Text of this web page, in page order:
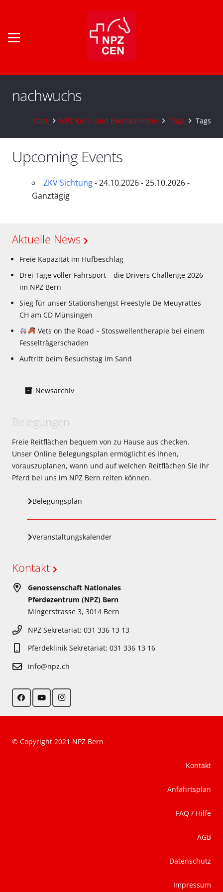
nachwuchs
Start NPZ Kurs- und Eventkalender Tags Tags
Upcoming Events
ZKV Sichtung- 24.10.2026 - 25.10.2026 -
Ganztägig
Aktuelle News
Freie Kapazität im Hufbeschlag
Drei Tage voller Fahrsport – die Drivers Challenge 2026
im NPZ Bern
Sieg für unser Stationshengst Freestyle De Meuyrattes
CH am CD Münsingen
Vets on the Road – Stosswellentherapie bei einem
Fesselträgerschaden
Auftritt beim Besuchstag im Sand
Newsarchiv
Belegungen
Freie Reitflächen bequem von zu Hause aus checken.
Unser Online Belegungsplan ermöglicht es Ihnen,
vorauszuplanen, wann und auf welchen Reitflächen Sie Ihr
Pferd bei uns im NPZ Bern reiten können.
Belegungsplan
Veranstaltungskalender
Kontakt
Genossenschaft Nationales
Pferdezentrum (NPZ) Bern
Mingerstrasse 3, 3014 Bern
NPZ Sekretariat: 031 336 13 13
Pferdeklinik Sekretariat: 031 336 13 16
info@npz.ch
© Copyright 2021 NPZ Bern
Kontakt
Anfahrtsplan
FAQ / Hilfe
AGB
Datenschutz
Impressum